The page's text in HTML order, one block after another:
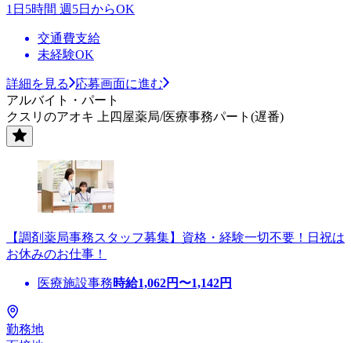
1日5時間 週5日からOK
交通費支給
未経験OK
詳細を見る
応募画面に進む
アルバイト・パート
クスリのアオキ 上四屋薬局/医療事務パート(遅番)
【調剤薬局事務スタッフ募集】資格・経験一切不要！日祝は
お休みのお仕事！
医療施設事務時給1,062円〜1,142円
勤務地